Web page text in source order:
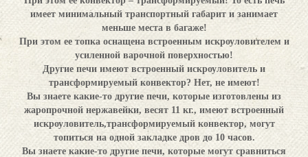
имеет минимальный транспортный габарит и занимает
меньше места в багаже!
При этом ее топка оснащена встроенным искроуловителем и
усиленной варочной поверхностью!
Другие печи имеют встроенный искроуловитель и
трансформируемый конвектор? Нет, не имеют!
Вы знаете какие-то другие печи, которые изготовлены из
жаропрочной нержавейки, весят 11 кг., имеют встроенный
искроуловитель,трансформируемый конвектор, могут
топиться на одной закладке дров до 10 часов.
Вы знаете какие-то другие печи, которые могут сравниться